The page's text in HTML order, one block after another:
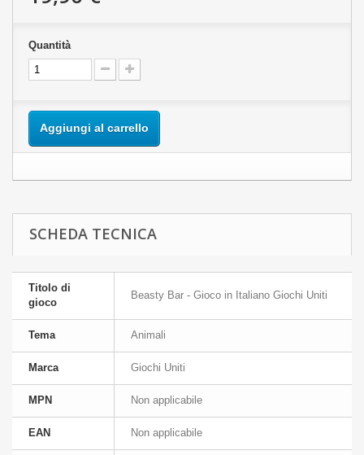
Quantità
Aggiungi al carrello
SCHEDA TECNICA
Titolo di
gioco
Beasty Bar - Gioco in Italiano Giochi Uniti
Tema Animali
Marca Giochi Uniti
MPN Non applicabile
EAN Non applicabile